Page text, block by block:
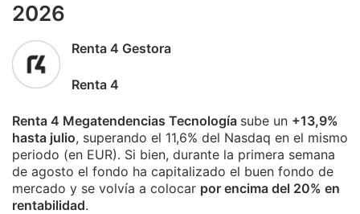
2026
Renta 4 Gestora
Renta 4
Renta 4 Megatendencias Tecnología sube un +13,9%
hasta julio, superando el 11,6% del Nasdaq en el mismo
periodo (en EUR). Si bien, durante la primera semana
de agosto el fondo ha capitalizado el buen fondo de
mercado y se volvía a colocar por encima del 20% en
rentabilidad.